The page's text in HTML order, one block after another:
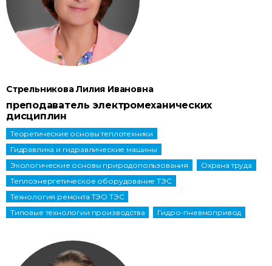
Стрельникова Лилия Ивановна
преподаватель электромеханических
дисциплин
Теоретические основы теплотехники
Гидравлика и гидравлические машины
Экологические основы природопользования
Охрана труда
Теплоэнергетическое оборудование ТЭС
Технология ремонта ТЭО ТЭС
Типовые технологии производства
Гидро-пневмопривод